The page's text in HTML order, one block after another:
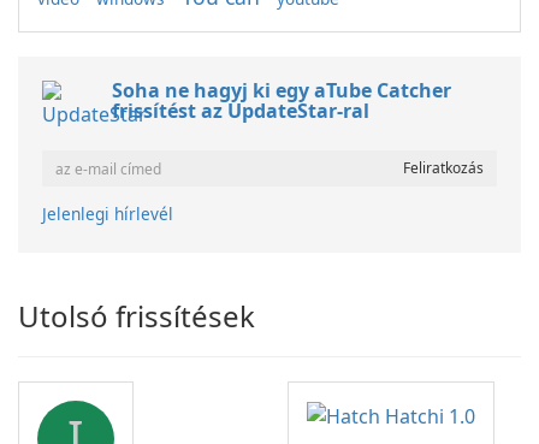
Soha ne hagyj ki egy aTube Catcher
frissítést az UpdateStar-ral
Jelenlegi hírlevél
Utolsó frissítések